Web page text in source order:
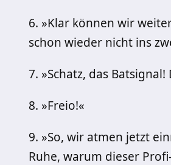
6. »Klar können wir
schon wieder nicht ins
7. »Schatz, das
8. »Freio!«
9. »So, wir atmen jetzt
Ruhe, warum dieser